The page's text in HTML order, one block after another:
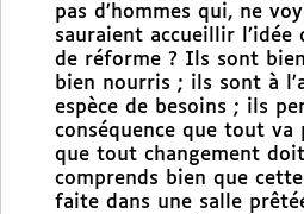
pas d’hommes qui, ne
sauraient accueillir l’idée
de réforme ? Ils sont
bien nourris ; ils sont à
espèce de besoins ; ils
conséquence que tout
que tout changement
comprends bien que
faite dans une salle